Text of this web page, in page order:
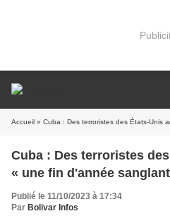
Accueil » Cuba : Des terroristes des États-Unis
Cuba : Des terroristes
« une fin d'année
Publié le 11/10/2023 à 17:34
Par Bolivar Infos